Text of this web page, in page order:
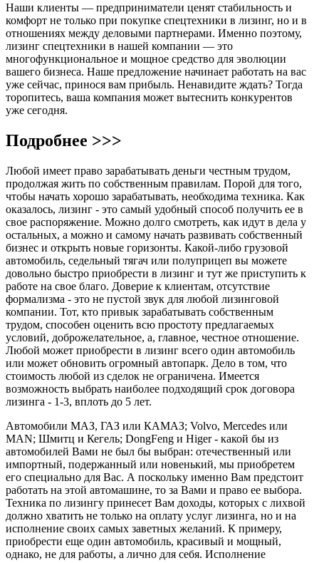
Наши клиенты — предприниматели ценят стабильность и
комфорт не только при покупке спецтехники в лизинг, но и в
отношениях между деловыми партнерами. Именно поэтому,
лизинг спецтехники в нашей компании — это
многофункциональное и мощное средство для эволюции
вашего бизнеса. Наше предложение начинает работать на вас
уже сейчас, принося вам прибыль. Ненавидите ждать? Тогда
торопитесь, ваша компания может вытеснить конкурентов
уже сегодня.
Подробнее >>>
Любой имеет право зарабатывать деньги честным трудом,
продолжая жить по собственным правилам. Порой для того,
чтобы начать хорошо зарабатывать, необходима техника. Как
оказалось, лизинг - это самый удобный способ получить ее в
свое распоряжение. Можно долго смотреть, как идут в дела у
остальных, а можно и самому начать развивать собственный
бизнес и открыть новые горизонты. Какой-либо грузовой
автомобиль, седельный тягач или полуприцеп вы можете
довольно быстро приобрести в лизинг и тут же приступить к
работе на свое благо. Доверие к клиентам, отсутствие
формализма - это не пустой звук для любой лизинговой
компании. Тот, кто привык зарабатывать собственным
трудом, способен оценить всю простоту предлагаемых
условий, доброжелательное, а, главное, честное отношение.
Любой может приобрести в лизинг всего один автомобиль
или может обновить огромный автопарк. Дело в том, что
стоимость любой из сделок не ограничена. Имеется
возможность выбрать наиболее подходящий срок договора
лизинга - 1-3, вплоть до 5 лет.
Автомобили МАЗ, ГАЗ или КАМАЗ; Volvo, Mercedes или
MAN; Шмитц и Кегель; DongFeng и Higer - какой бы из
автомобилей Вами не был бы выбран: отечественный или
импортный, подержанный или новенький, мы приобретем
его специально для Вас. А поскольку именно Вам предстоит
работать на этой автомашине, то за Вами и право ее выбора.
Техника по лизингу принесет Вам доходы, которых с лихвой
должно хватить не только на оплату услуг лизинга, но и на
исполнение своих самых заветных желаний. К примеру,
приобрести еще один автомобиль, красивый и мощный,
однако, не для работы, а лично для себя. Исполнение